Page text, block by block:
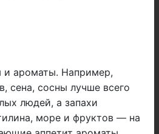
и ароматы. Например,
сена, сосны лучше всего
людей, а запахи
море и фруктов — на